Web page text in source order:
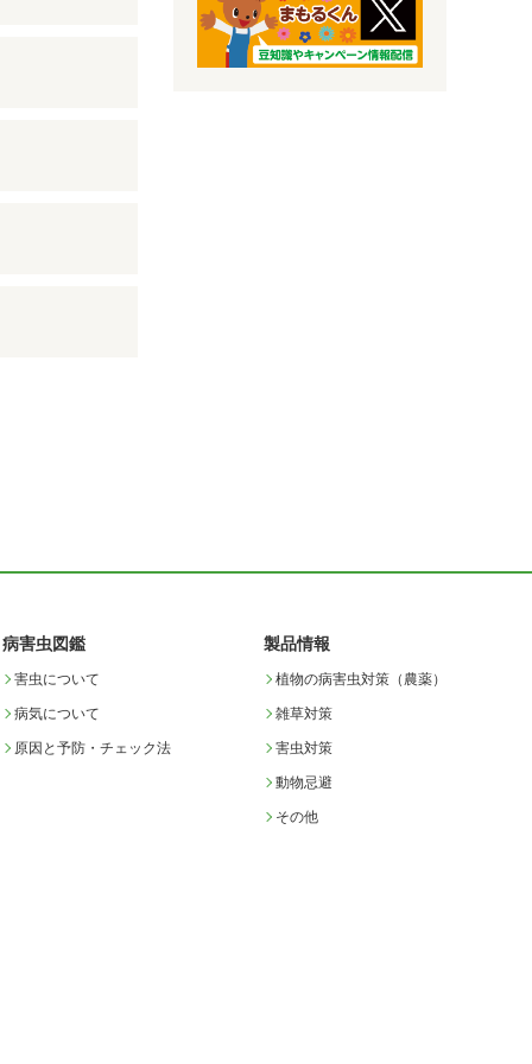
病害虫図鑑
害虫について
病気について
原因と予防・チェック法
製品情報
植物の病害虫対策（農薬）
雑草対策
害虫対策
動物忌避
その他